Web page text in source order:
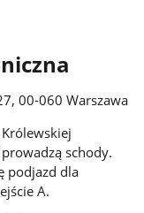
00-060 Warszawa
schody.
podjazd dla
A.